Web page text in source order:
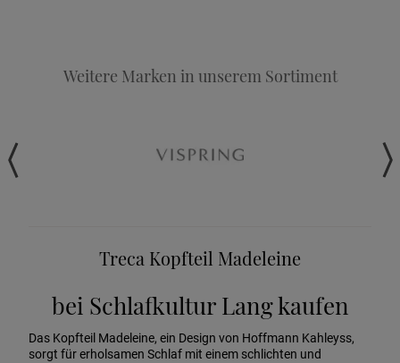
Weitere Marken in unserem Sortiment
Treca Kopfteil Madeleine
bei Schlafkultur Lang kaufen
Das Kopfteil Madeleine, ein Design von Hoffmann Kahleyss,
sorgt für erholsamen Schlaf mit einem schlichten und